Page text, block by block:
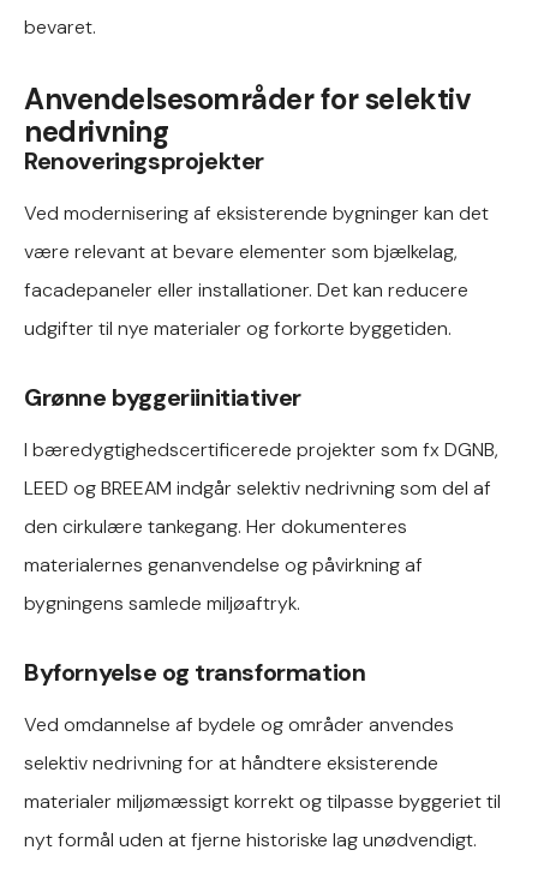
bevaret.
Anvendelsesområder for selektiv
nedrivning
Renoveringsprojekter
Ved modernisering af eksisterende bygninger kan det
være relevant at bevare elementer som bjælkelag,
facadepaneler eller installationer. Det kan reducere
udgifter til nye materialer og forkorte byggetiden.
Grønne byggeriinitiativer
I bæredygtighedscertificerede projekter som fx DGNB,
LEED og BREEAM indgår selektiv nedrivning som del af
den cirkulære tankegang. Her dokumenteres
materialernes genanvendelse og påvirkning af
bygningens samlede miljøaftryk.
Byfornyelse og transformation
Ved omdannelse af bydele og områder anvendes
selektiv nedrivning for at håndtere eksisterende
materialer miljømæssigt korrekt og tilpasse byggeriet til
nyt formål uden at fjerne historiske lag unødvendigt.